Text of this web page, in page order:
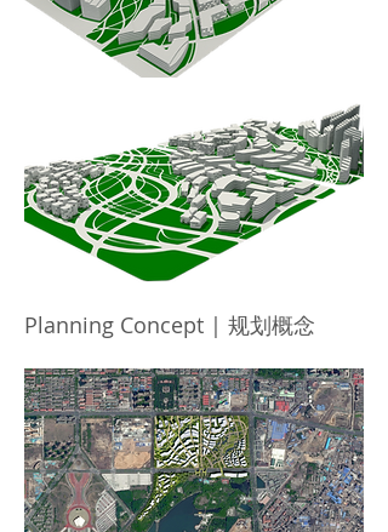
Planning Concept | 规划概念